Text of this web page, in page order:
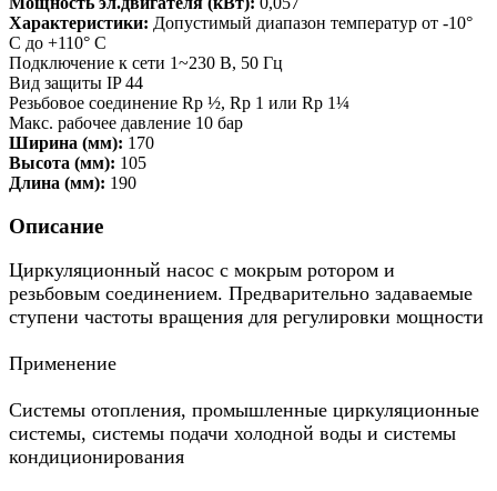
Характеристики: Допустимый диапазон температур от -10°
C до +110° C
Подключение к сети 1~230 В, 50 Гц
Вид защиты IP 44
Резьбовое соединение Rp ½, Rp 1 или Rp 1¼
Макс. рабочее давление 10 бар
Ширина (мм): 170
Высота (мм): 105
Длина (мм): 190
Описание
Циркуляционный насос с мокрым ротором и
резьбовым соединением. Предварительно задаваемые
ступени частоты вращения для регулировки мощности
Применение
Системы отопления, промышленные циркуляционные
системы, системы подачи холодной воды и системы
кондиционирования